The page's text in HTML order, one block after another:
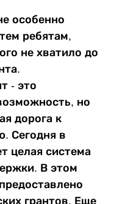
особенно
ребятам,
не хватило до
- это
но
дорога к
Сегодня в
целая система
В этом
грантов. Еще